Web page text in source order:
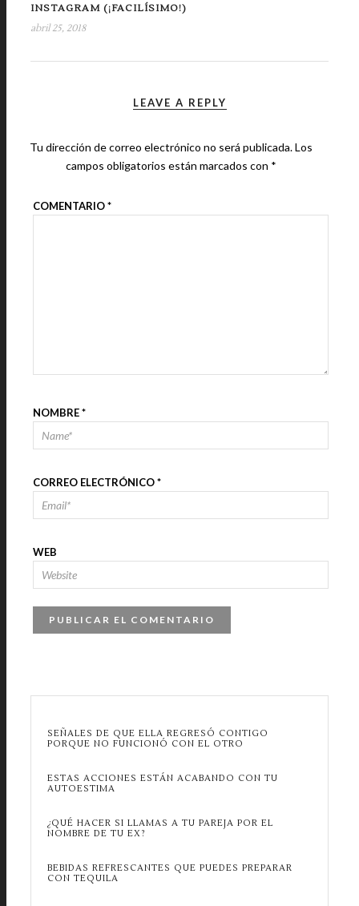
INSTAGRAM (¡FACILÍSIMO!)
abril 25, 2018
LEAVE A REPLY
Tu dirección de correo electrónico no será publicada.Los
campos obligatorios están marcados con *
COMENTARIO*
NOMBRE*
CORREO ELECTRÓNICO*
WEB
SEÑALES DE QUE ELLA REGRESÓ CONTIGO
PORQUE NO FUNCIONÓ CON EL OTRO
ESTAS ACCIONES ESTÁN ACABANDO CON TU
AUTOESTIMA
¿QUÉ HACER SI LLAMAS A TU PAREJA POR EL
NOMBRE DE TU EX?
BEBIDAS REFRESCANTES QUE PUEDES PREPARAR
CON TEQUILA